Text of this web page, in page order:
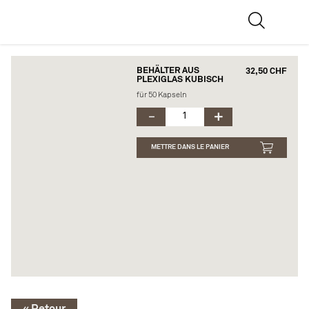
BEHÄLTER AUS
PLEXIGLAS KUBISCH
32,50 CHF
für 50 Kapseln
METTRE DANS LE PANIER